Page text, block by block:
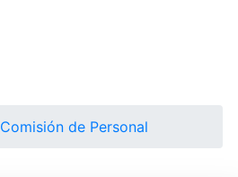
Comisión de Personal